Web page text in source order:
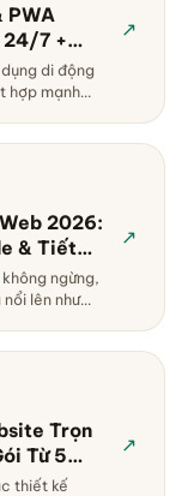
PWA
24/7 +
Dụng Di
di động
hợp mạnh
↗
2026:
& Tiết
Triển
ngừng,
lên như
↗
Trọn
Từ 5
Không
thiết kế
↗